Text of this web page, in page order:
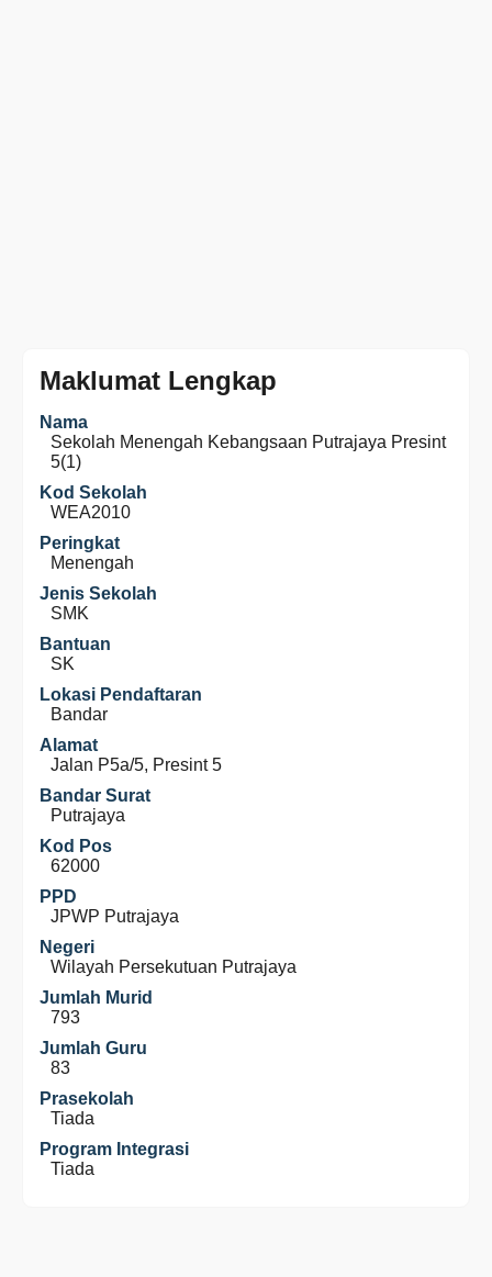
Maklumat Lengkap
Nama
Sekolah Menengah Kebangsaan Putrajaya Presint
5(1)
Kod Sekolah
WEA2010
Peringkat
Menengah
Jenis Sekolah
SMK
Bantuan
SK
Lokasi Pendaftaran
Bandar
Alamat
Jalan P5a/5, Presint 5
Bandar Surat
Putrajaya
Kod Pos
62000
PPD
JPWP Putrajaya
Negeri
Wilayah Persekutuan Putrajaya
Jumlah Murid
793
Jumlah Guru
83
Prasekolah
Tiada
Program Integrasi
Tiada